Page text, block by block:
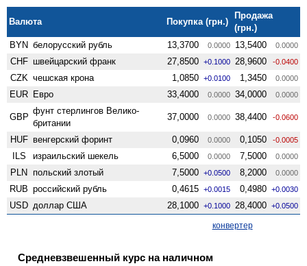
Валюта Покупка (грн.)
Продажа
(грн.)
BYN белорусский рубль 13,3700 0.0000 13,5400 0.0000
CHF швейцарский франк 27,8500 +0.1000 28,9600 -0.0400
CZK чешская крона 1,0850 +0.0100 1,3450 0.0000
EUR Евро 33,4000 0.0000 34,0000 0.0000
GBP
фунт стерлингов Велико­
британии
37,0000 0.0000 38,4400 -0.0600
HUF венгерский форинт 0,0960 0.0000 0,1050 -0.0005
ILS израильский шекель 6,5000 0.0000 7,5000 0.0000
PLN польский злотый 7,5000 +0.0500 8,2000 0.0000
RUB российский рубль 0,4615 +0.0015 0,4980 +0.0030
USD доллар США 28,1000 +0.1000 28,4000 +0.0500
конвертер
Средневзвешенный курс на наличном